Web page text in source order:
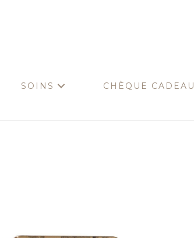
SOINS CHÈQUE CADEAU